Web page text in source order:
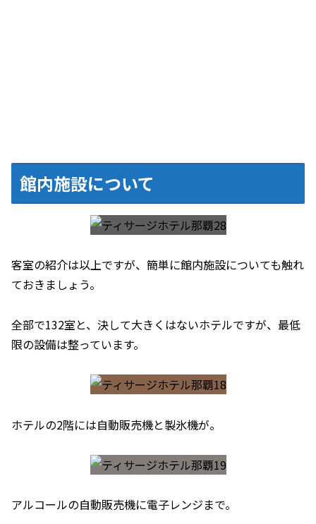
館内施設について
客室の紹介は以上ですが、簡単に館内施設についても触れ
ておきましょう。
全部で132室と、決して大きくはないホテルですが、最低
限の設備は整っています。
ホテルの2階には自動販売機と製氷機が。
アルコールの自動販売機に電子レンジまで。